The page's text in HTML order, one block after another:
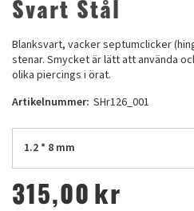
Svart Stål
Blanksvart, vacker septumclicker
stenar. Smycket är lätt att använda
olika piercings i örat.
Artikelnummer: SHr126_001
1.2 * 8 mm
315,00 kr